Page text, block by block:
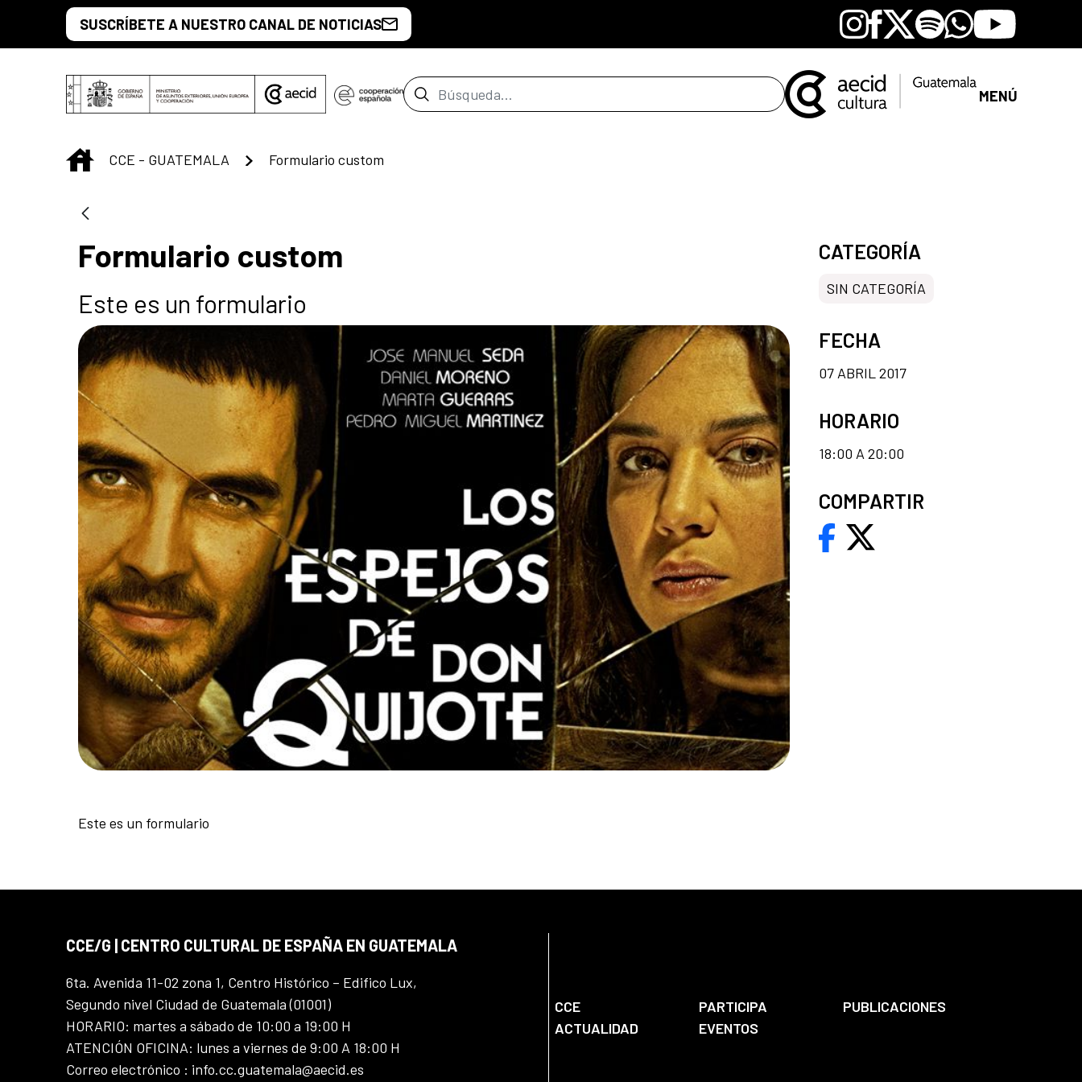
Saltar al contenido principal
SUSCRÍBETE A NUESTRO CANAL DE NOTICIAS Instagram
Facebook
X SpotifyWhatsapp
Youtube
Barra de búsqueda MENÚ
INICIO
CCE - GUATEMALA Formulario custom
Formulario custom
Este es un formulario
Este es un formulario
CATEGORÍA
SIN CATEGORÍA
FECHA
07 ABRIL 2017
HORARIO
18:00 A 20:00
COMPARTIR
CCE/G | CENTRO CULTURAL DE ESPAÑA EN GUATEMALA
6ta. Avenida 11-02 zona 1, Centro Histórico – Edifico Lux,
Segundo nivel Ciudad de Guatemala (01001)
HORARIO: martes a sábado de 10:00 a 19:00 H
ATENCIÓN OFICINA: lunes a viernes de 9:00 A 18:00 H
Correo electrónico : info.cc.guatemala@aecid.es
CCE PARTICIPA
PUBLICACIONES
ACTUALIDAD
EVENTOS